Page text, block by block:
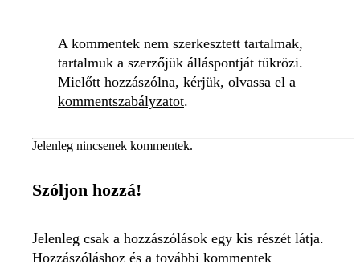
A kommentek nem szerkesztett tartalmak,
tartalmuk a szerzőjük álláspontját tükrözi.
Mielőtt hozzászólna, kérjük, olvassa el a
kommentszabályzatot.
Jelenleg nincsenek kommentek.
Szóljon hozzá!
Jelenleg csak a hozzászólások egy kis részét látja.
Hozzászóláshoz és a további kommentek